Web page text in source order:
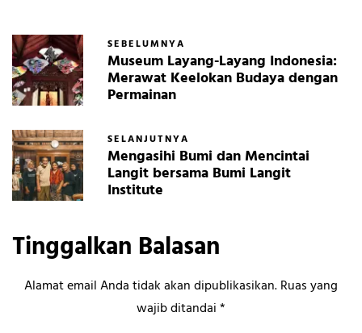
SEBELUMNYA
Museum Layang-Layang Indonesia:
Merawat Keelokan Budaya dengan
Permainan
SELANJUTNYA
Mengasihi Bumi dan Mencintai
Langit bersama Bumi Langit
Institute
Tinggalkan Balasan
Alamat email Anda tidak akan dipublikasikan.Ruas yang
wajib ditandai*